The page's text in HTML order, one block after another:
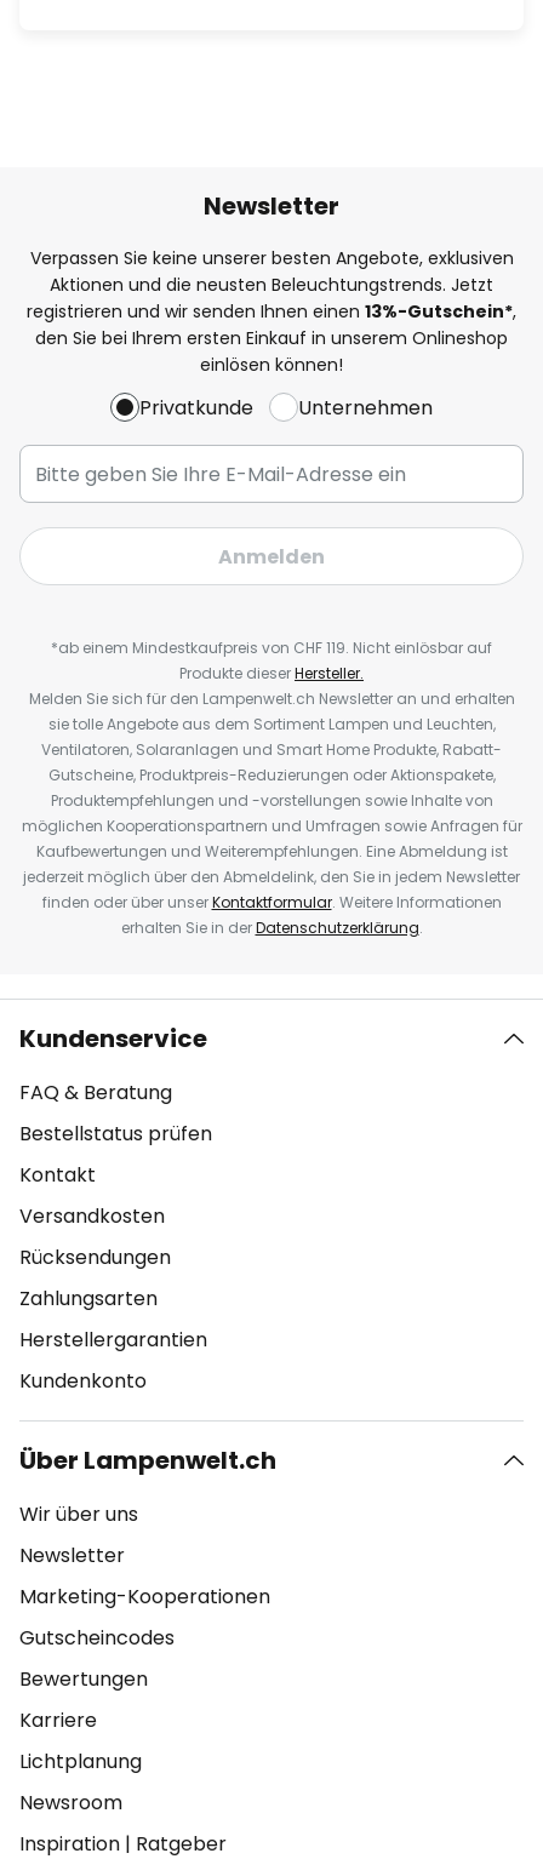
Newsletter
Verpassen Sie keine unserer besten Angebote, exklusiven
Aktionen und die neusten Beleuchtungstrends. Jetzt
registrieren und wir senden Ihnen einen 13%-Gutschein*,
den Sie bei Ihrem ersten Einkauf in unserem Onlineshop
einlösen können!
Privatkunde Unternehmen
Anmelden
*ab einem Mindestkaufpreis von CHF 119. Nicht einlösbar auf
Produkte dieserHersteller.
Melden Sie sich für den Lampenwelt.ch Newsletter an und erhalten
sie tolle Angebote aus dem Sortiment Lampen und Leuchten,
Ventilatoren, Solaranlagen und Smart Home Produkte, Rabatt-
Gutscheine, Produktpreis-Reduzierungen oder Aktionspakete,
Produktempfehlungen und -vorstellungen sowie Inhalte von
möglichen Kooperationspartnern und Umfragen sowie Anfragen für
Kaufbewertungen und Weiterempfehlungen. Eine Abmeldung ist
jederzeit möglich über den Abmeldelink, den Sie in jedem Newsletter
finden oder über unserKontaktformular. Weitere Informationen
erhalten Sie in derDatenschutzerklärung.
Kundenservice
FAQ & Beratung
Bestellstatus prüfen
Kontakt
Versandkosten
Rücksendungen
Zahlungsarten
Herstellergarantien
Kundenkonto
Über Lampenwelt.ch
Wir über uns
Newsletter
Marketing-Kooperationen
Gutscheincodes
Bewertungen
Karriere
Lichtplanung
Newsroom
Inspiration | Ratgeber